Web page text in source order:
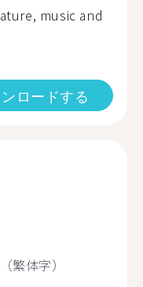
music and
ロードする
繁体字）